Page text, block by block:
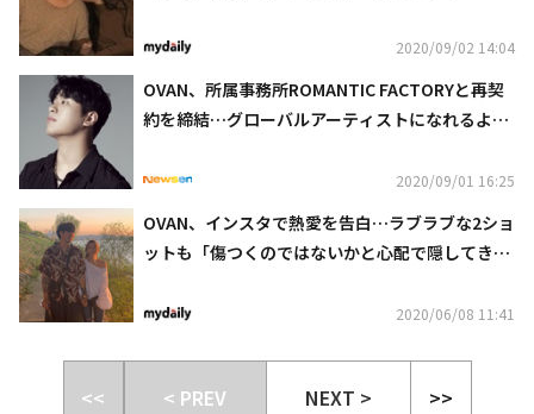
2020/09/02 14:04
OVAN、所属事務所ROMANTIC FACTORYと再契
約を締結…グローバルアーティストになれるよう
2020/09/01 16:25
OVAN、インスタで熱愛を告白…ラブラブな2ショ
ットも「傷つくのではないかと心配で隠してき
2020/06/08 11:41
<< < PREV NEXT > >>